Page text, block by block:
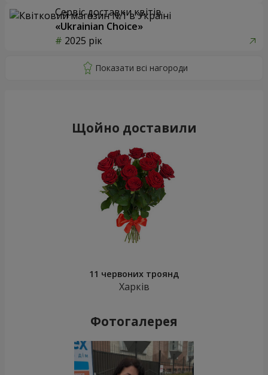
Сервіс доставки квітів
«Ukrainian Choice»
2025 рік
Щойно доставили
11 червоних троянд
Харків
Фотогалерея